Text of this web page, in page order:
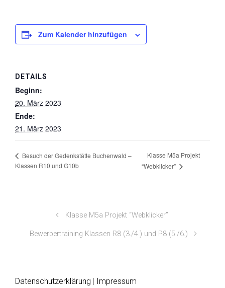
Zum Kalender hinzufügen
DETAILS
Beginn:
20. März 2023
Ende:
21. März 2023
Besuch der Gedenkstätte Buchenwald –
Klassen R10 und G10b
Klasse M5a Projekt
“Webklicker”
Klasse M5a Projekt “Webklicker”
Bewerbertraining Klassen R8 (3./4.) und P8 (5./6.)
Datenschutzerklärung | Impressum